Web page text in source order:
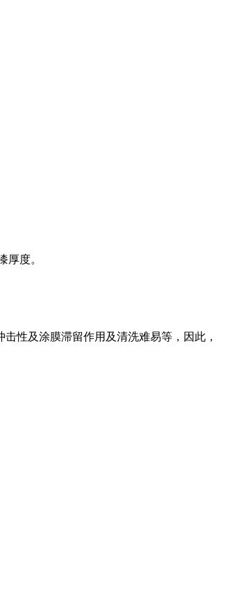
厚度。
性及涂膜滞留作用及清洗难易等，因此，